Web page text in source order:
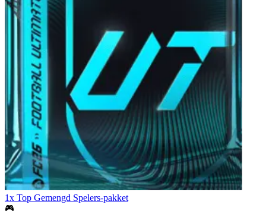
1x Top Gemengd Spelers-pakket